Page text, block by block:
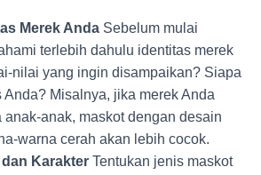
Merek Anda Sebelum mulai
terlebih dahulu identitas merek
nilai yang ingin disampaikan? Siapa
Anda? Misalnya, jika merek Anda
anak-anak, maskot dengan desain
warna cerah akan lebih cocok.
Karakter Tentukan jenis maskot